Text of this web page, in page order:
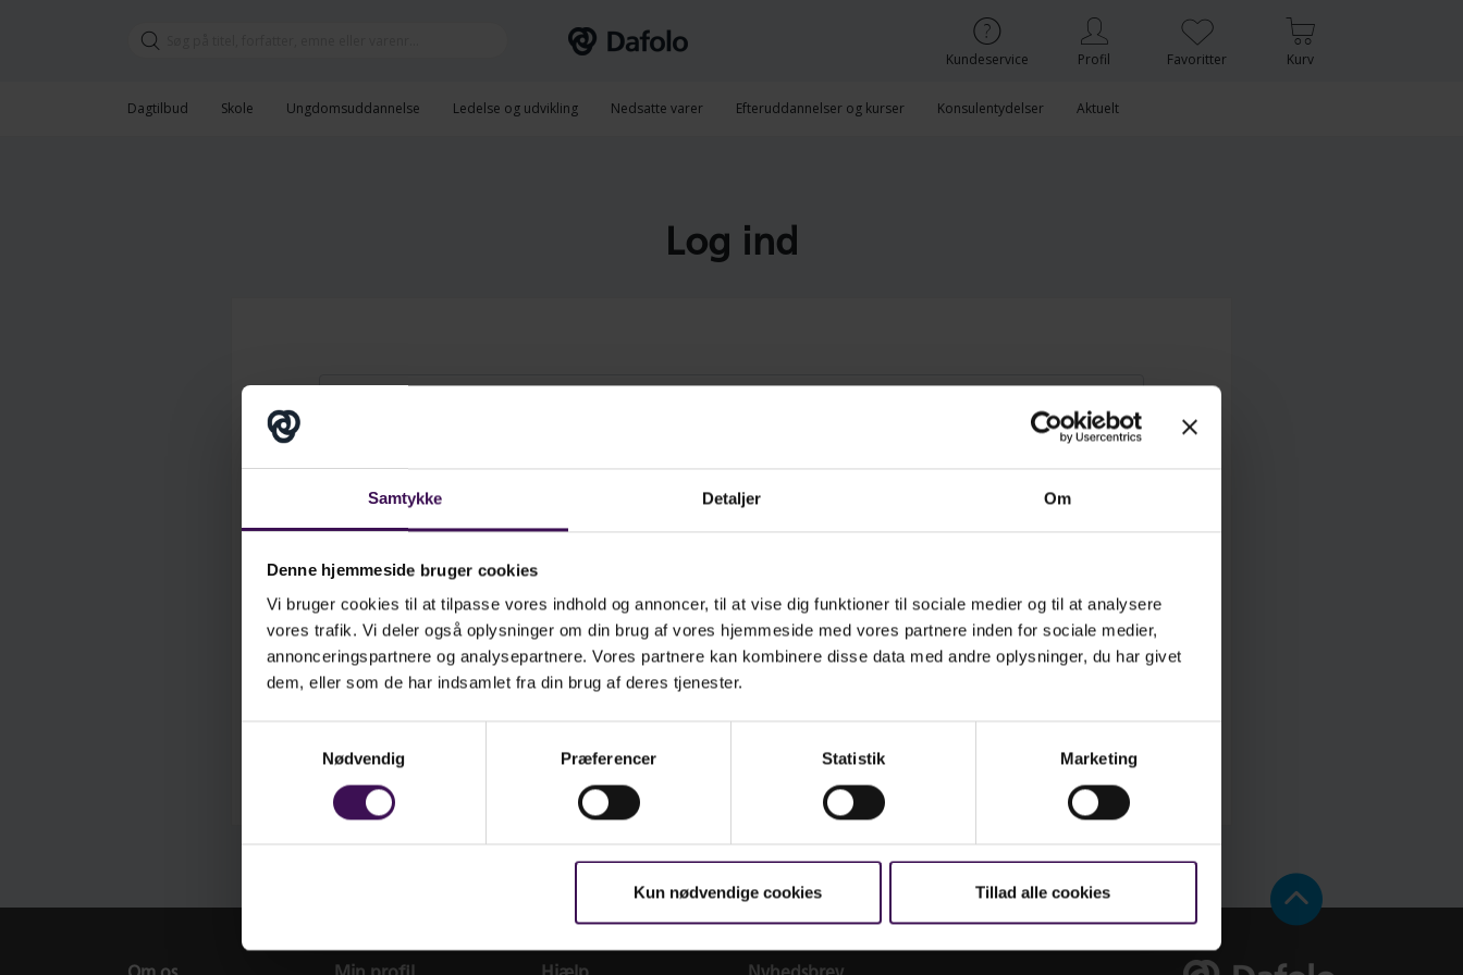
Samtykke Detaljer Om
Denne hjemmeside bruger cookies
Vi bruger cookies til at tilpasse vores indhold og annoncer, til at vise dig funktioner til sociale medier og til at analysere
vores trafik. Vi deler også oplysninger om din brug af vores hjemmeside med vores partnere inden for sociale medier,
annonceringspartnere og analysepartnere. Vores partnere kan kombinere disse data med andre oplysninger, du har givet
dem, eller som de har indsamlet fra din brug af deres tjenester.
Nødvendig
Præferencer Statistik Marketing
Kun nødvendige cookies Tillad alle cookies
Kundeservice Profil Favoritter Kurv
Dagtilbud Skole Ungdomsuddannelse Ledelse og udvikling Nedsatte varer Efteruddannelser og kurser Konsulentydelser Aktuelt
Log ind
Adgangskode
Vigtig information vedrørende dit login
Vores webshop blev ifebruar 2026
med link til valg af ny kode.
Log ind Glemt adgangskode
Har du ikke en profil?Opret en brugerprofil